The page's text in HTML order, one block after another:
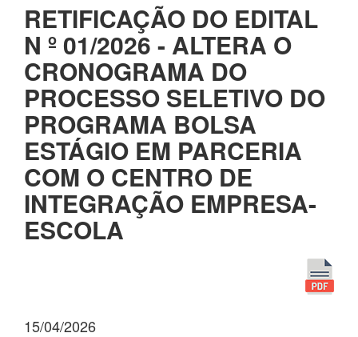
RETIFICAÇÃO DO EDITAL
N º 01/2026 - ALTERA O
CRONOGRAMA DO
PROCESSO SELETIVO DO
PROGRAMA BOLSA
ESTÁGIO EM PARCERIA
COM O CENTRO DE
INTEGRAÇÃO EMPRESA-
ESCOLA
15/04/2026